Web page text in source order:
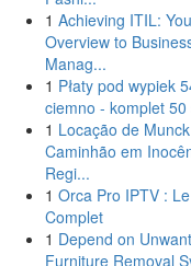
1 Achieving ITIL:
Overview to
Manag...
1 Płaty pod wypiek
ciemno - komplet 50
1 Locação de
Caminhão em
Regi...
1 Orca Pro IPTV :
Complet
1 Depend on
Furniture Removal